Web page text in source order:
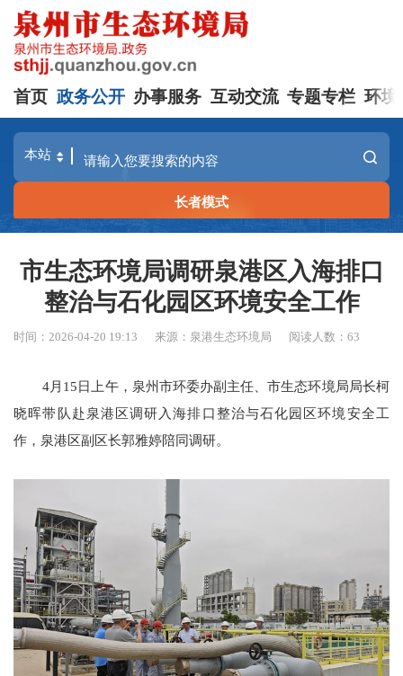
首页 政务公开 办事服务 互动交流 专题专栏 环境
长者模式
市生态环境局调研泉港区入海排口
整治与石化园区环境安全工作
时间：2026-04-20 19:13 来源：泉港生态环境局 阅读人数：63
4月15日上午，泉州市环委办副主任、市生态环境局局长柯
晓晖带队赴泉港区调研入海排口整治与石化园区环境安全工
作，泉港区副区长郭雅婷陪同调研。